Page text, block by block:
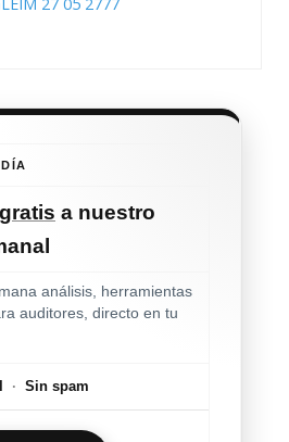
gratis a nuestro
análisis, herramientas
auditores, directo en tu
· Sin spam